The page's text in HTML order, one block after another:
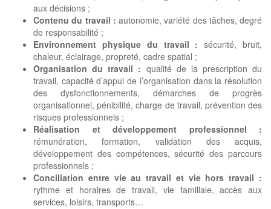
aux décisions ;
Contenu du travail : autonomie, variété des tâches, degré
de responsabilité ;
Environnement physique du travail : sécurité, bruit,
chaleur, éclairage, propreté, cadre spatial ;
Organisation du travail : qualité de la prescription du
travail, capacité d’appui de l’organisation dans la résolution
des dysfonctionnements, démarches de progrès
organisationnel, pénibilité, charge de travail, prévention des
risques professionnels ;
Réalisation et développement professionnel :
rémunération, formation, validation des acquis,
développement des compétences, sécurité des parcours
professionnels ;
Conciliation entre vie au travail et vie hors travail :
rythme et horaires de travail, vie familiale, accès aux
services, loisirs, transports…